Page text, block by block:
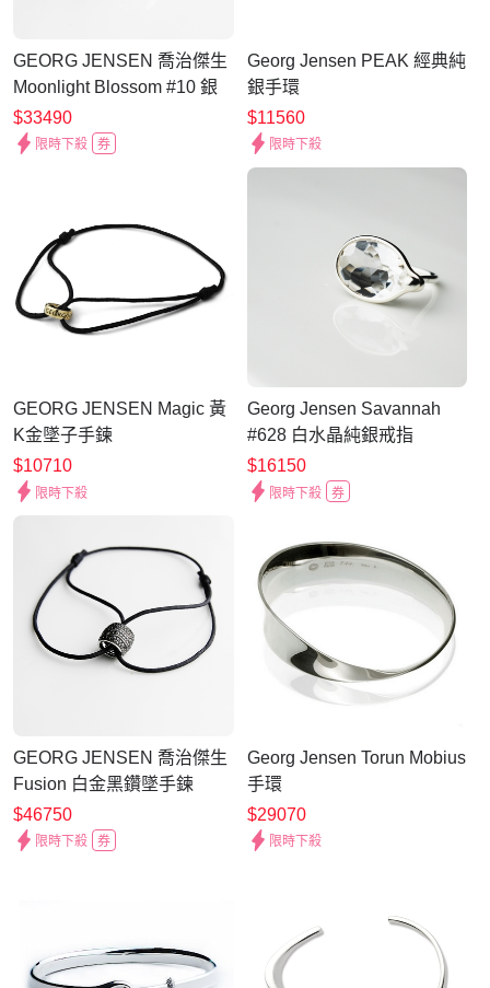
GEORG JENSEN 喬治傑生
Moonlight Blossom #10 銀
石純銀戒指
$33490
限時下殺 券
Georg Jensen PEAK 經典純
銀手環
$11560
限時下殺
GEORG JENSEN Magic 黃
K金墜子手鍊
$10710
限時下殺
Georg Jensen Savannah
#628 白水晶純銀戒指
$16150
限時下殺 券
GEORG JENSEN 喬治傑生
Fusion 白金黑鑽墜手鍊
$46750
限時下殺 券
Georg Jensen Torun Mobius
手環
$29070
限時下殺